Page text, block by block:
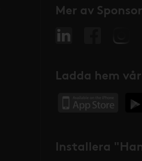
Mer av
Ladda hem
Installera